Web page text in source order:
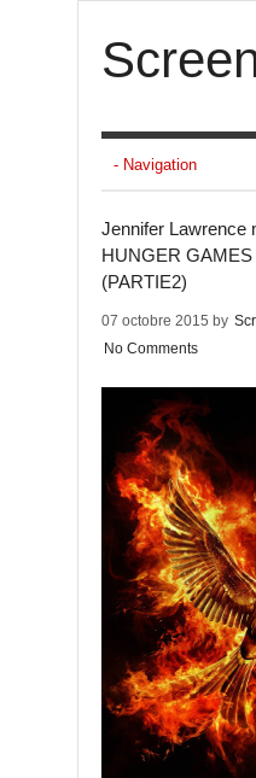
Jennifer Lawrence
HUNGER GAMES
(PARTIE2)
07 octobre 2015 by
No Comments